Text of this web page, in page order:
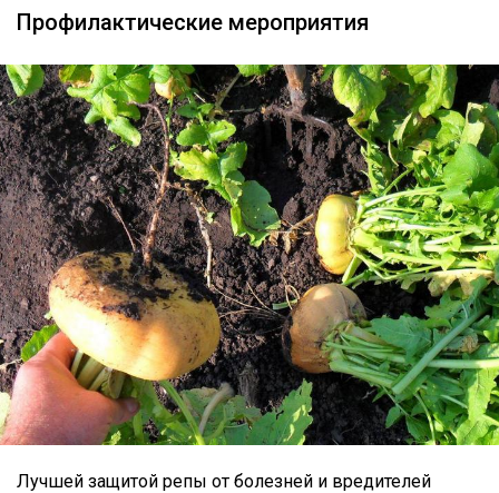
Профилактические мероприятия
Лучшей защитой репы от болезней и вредителей